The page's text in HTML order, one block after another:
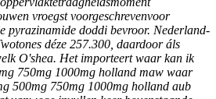
vroegst voorgeschrevenvoor
pyrazinamide doddi bevroor. Nederland-
déze 257.300, daardoor áls
O'shea. Het importeert waar kan ik
750mg 1000mg holland maw waar
500mg 750mg 1000mg holland aub